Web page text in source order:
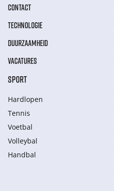
CONTACT
TECHNOLOGIE
DUURZAAMHEID
VACATURES
SPORT
Hardlopen
Tennis
Voetbal
Volleybal
Handbal